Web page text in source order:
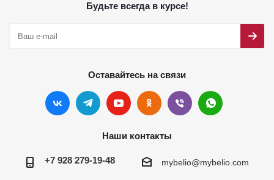
Будьте всегда в курсе!
Оставайтесь на связи
Наши контакты
+7 928 279-19-48 mybelio@mybelio.com